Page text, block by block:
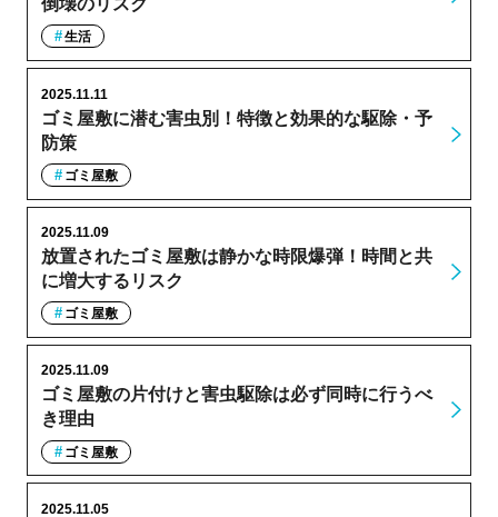
倒壊のリスク
生活
ゴミ屋敷に潜む害虫別！特徴と効果的な駆除・予
防策
2025.11.11
ゴミ屋敷
放置されたゴミ屋敷は静かな時限爆弾！時間と共
に増大するリスク
2025.11.09
ゴミ屋敷
ゴミ屋敷の片付けと害虫駆除は必ず同時に行うべ
き理由
2025.11.09
ゴミ屋敷
2025.11.05